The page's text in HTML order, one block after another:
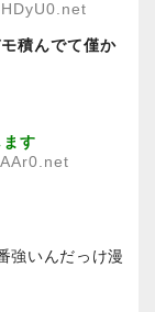
積んでて僅か
す
強いんだっけ漫